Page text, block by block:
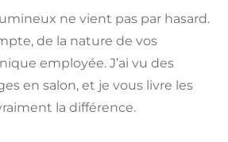
ne vient pas par hasard.
de la nature de vos
employée. J’ai vu des
en salon, et je vous livre les
la différence.